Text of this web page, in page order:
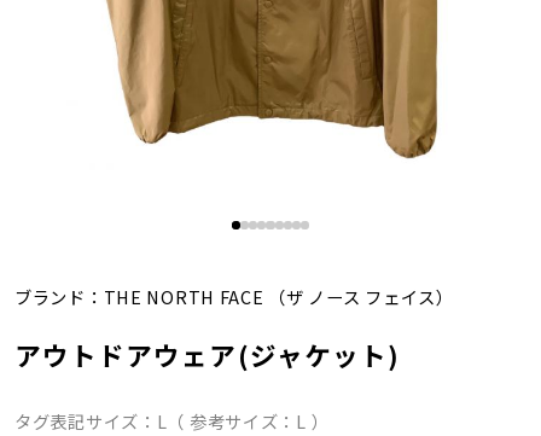
ブランド： THE NORTH FACE （ザ ノース フェイス）
アウトドアウェア(ジャケット)
タグ表記サイズ：L（ 参考サイズ：L ）